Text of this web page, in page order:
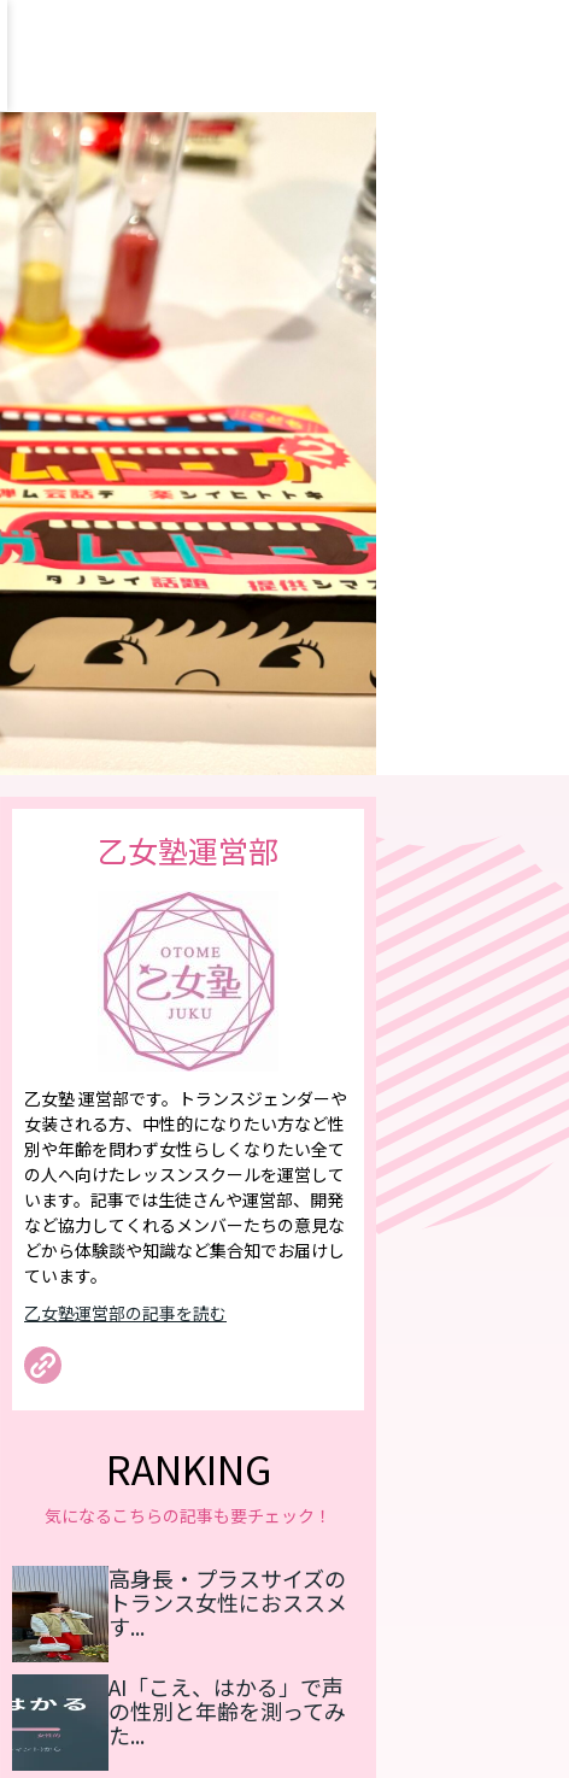
乙女塾運営部
乙女塾 運営部です。トランスジェンダーや
女装される方、中性的になりたい方など性
別や年齢を問わず女性らしくなりたい全て
の人へ向けたレッスンスクールを運営して
います。記事では生徒さんや運営部、開発
など協力してくれるメンバーたちの意見な
どから体験談や知識など集合知でお届けし
ています。
乙女塾運営部の記事を読む
RANKING
気になるこちらの記事も要チェック！
高身長・プラスサイズの
トランス女性におススメ
す...
AI「こえ、はかる」で声
の性別と年齢を測ってみ
た...